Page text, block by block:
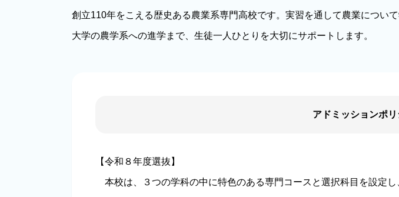
創立110年をこえる歴史ある農業系専門高校です。実習を通して農業につい
大学の農学系への進学まで、生徒一人ひとりを大切にサポートします。
アドミッションポ
【令和８年度選抜】
本校は、３つの学科の中に特色のある専門コースと選択科目を設定